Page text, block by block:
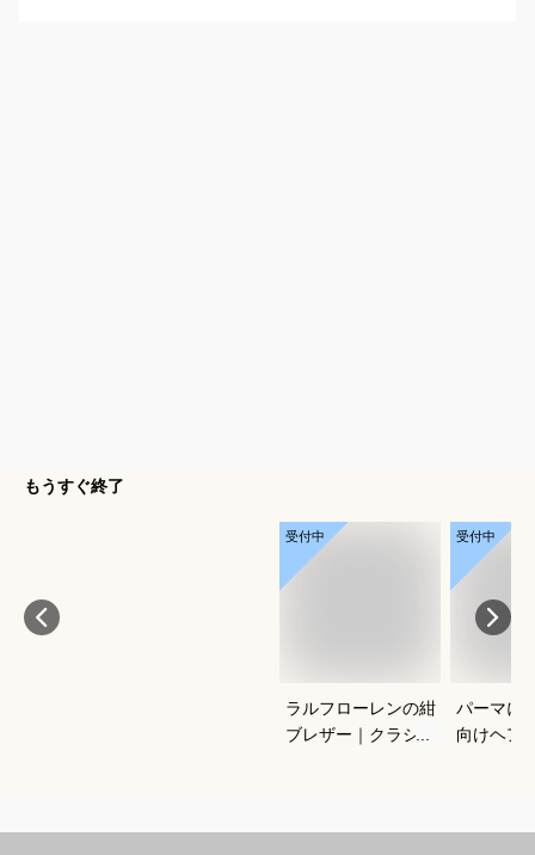
もうすぐ終了
受付中
ラルフローレンの紺
ブレザー｜クラシッ
受付中
パーマに
向けヘア